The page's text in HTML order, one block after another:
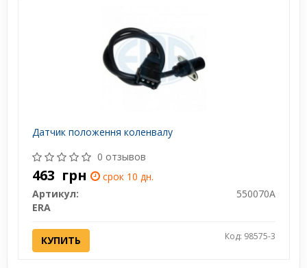
Датчик положення коленвалу
0 отзывов
463 грн
срок 10 дн.
Артикул:
550070A
ERA
КУПИТЬ Код: 98575-3